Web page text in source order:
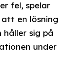
fel, spelar
en lösning
håller sig på
under